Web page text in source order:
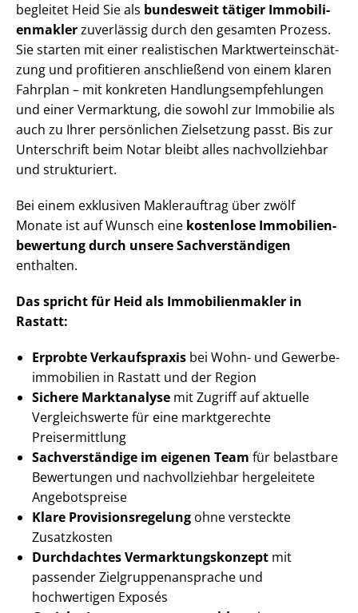
begleitet Heid Sie als bundesweit tätiger Im­mo­bi­li­
en­mak­lerzuverlässig durch den gesamten Prozess.
Sie starten mit einer realistischen Markt­wert­ein­schät­
zung und profitieren anschließend von einem klaren
Fahrplan – mit konkreten Hand­lungs­emp­feh­lun­gen
und einer Vermarktung, die sowohl zur Immobilie als
auch zu Ihrer persönlichen Zielsetzung passt. Bis zur
Unterschrift beim Notar bleibt alles nachvollziehbar
und strukturiert.
Bei einem exklusiven Maklerauftrag über zwölf
Monate ist auf Wunsch eine kostenlose Im­mo­bi­li­en­
be­wer­tung durch unsere Sach­ver­stän­di­gen
enthalten.
Das spricht für Heid als Im­mo­bi­li­en­mak­ler in
Rastatt:
Erprobte Verkaufspraxis bei Wohn- und Ge­wer­be­
im­mo­bi­li­en in Rastatt und der Region
Sichere Marktanalyse mit Zugriff auf aktuelle
Vergleichswerte für eine marktgerechte
Preisermittlung
Sachverständige im eigenen Team für belastbare
Bewertungen und nachvollziehbar hergeleitete
Angebotspreise
Klare Pro­vi­si­ons­re­ge­lung ohne versteckte
Zusatzkosten
Durchdachtes Ver­mark­tungs­kon­zept mit
passender Ziel­grup­pen­an­spra­che und
hochwertigen Exposés